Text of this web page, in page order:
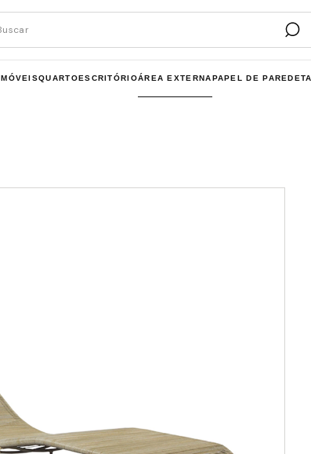
MÓVEIS ESCRITÓRIO
QUARTO ÁREA EXTERNAPAPEL DE PAREDE